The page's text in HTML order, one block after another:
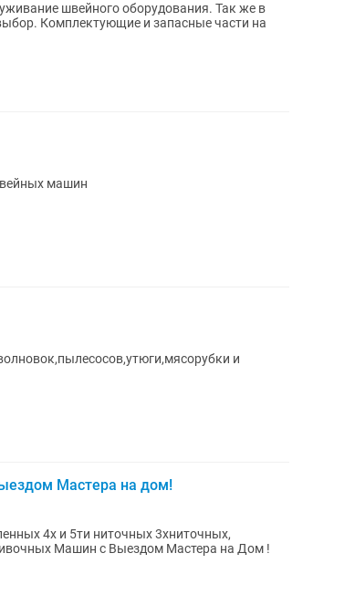
швейного оборудования. Так же в
Комплектующие и запасные части на
машин
и
Мастера на дом!
4х и 5ти ниточных 3хниточных,
Машин с Выездом Мастера на Дом !